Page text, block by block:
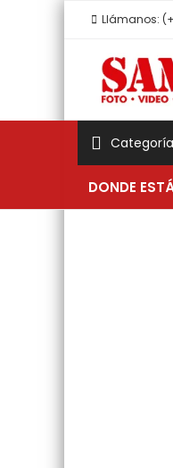
Llámanos:
DONDE